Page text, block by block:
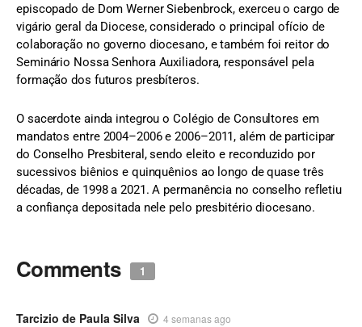
episcopado de Dom Werner Siebenbrock, exerceu o cargo de
vigário geral da Diocese, considerado o principal ofício de
colaboração no governo diocesano, e também foi reitor do
Seminário Nossa Senhora Auxiliadora, responsável pela
formação dos futuros presbíteros.
O sacerdote ainda integrou o Colégio de Consultores em
mandatos entre 2004–2006 e 2006–2011, além de participar
do Conselho Presbiteral, sendo eleito e reconduzido por
sucessivos biênios e quinquênios ao longo de quase três
décadas, de 1998 a 2021. A permanência no conselho refletiu
a confiança depositada nele pelo presbitério diocesano.
Comments 1
Tarcizio de Paula Silva 4 semanas ago